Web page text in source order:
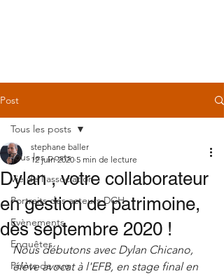
Post
Tous les posts
Vie de l'association
Portraits des acteurs DCH
Evènements
Enquêtes
Points de vue
Tous les posts
Dylan , votre collaborateur
en gestion de patrimoine,
dès septembre 2020 !
stephane baller
12 juin 2020 5 min de lecture
Nous débutons avec Dylan Chicano,
élève avocat à l'EFB, en stage final en